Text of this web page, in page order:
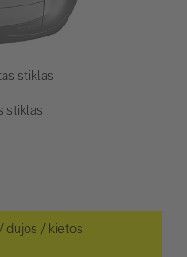
stiklas
stiklas
dujos / kietos